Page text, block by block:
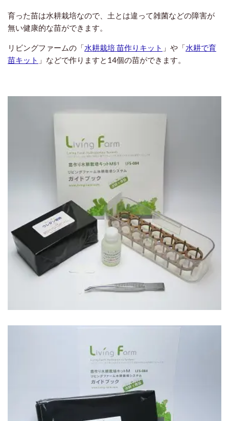
育った苗は水耕栽培なので、土とは違って雑菌などの障害が
無い健康的な苗ができます。
リビングファームの「水耕栽培 苗作りキット 」や「水耕で育
苗キット 」などで作りますと14個の苗ができます。